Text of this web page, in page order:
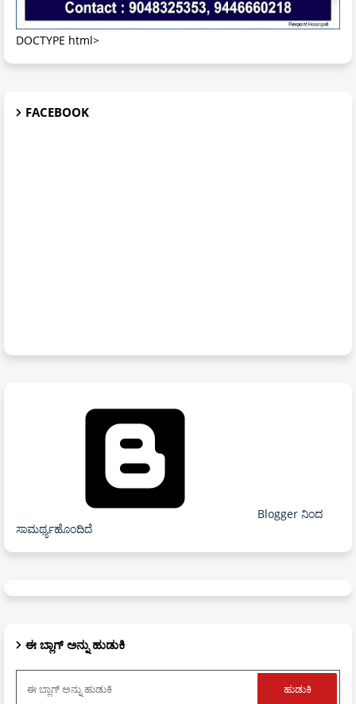
DOCTYPE html>
FACEBOOK
Blogger ನಿಂದ
ಸಾಮರ್ಥ್ಯಹೊಂದಿದೆ
ಈ ಬ್ಲಾಗ್ ಅನ್ನು ಹುಡುಕಿ